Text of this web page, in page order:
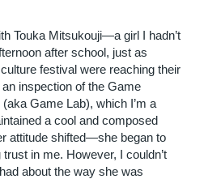
Touka Mitsukouji—a girl I hadn’t
after school, just as
festival were reaching their
inspection of the Game
Game Lab), which I’m a
a cool and composed
attitude shifted—she began to
in me. However, I couldn’t
about the way she was